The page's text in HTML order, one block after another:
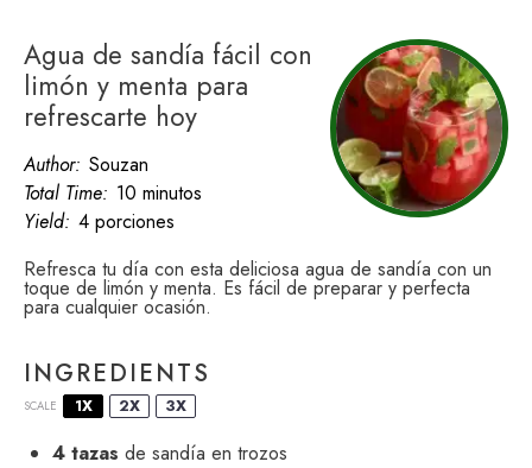
Agua de sandía fácil con
limón y menta para
refrescarte hoy
Author: Souzan
Total Time: 10 minutos
Yield: 4 porciones
Refresca tu día con esta deliciosa agua de sandía con un
toque de limón y menta. Es fácil de preparar y perfecta
para cualquier ocasión.
INGREDIENTS
SCALE 1X 2X 3X
4 tazas de sandía en trozos